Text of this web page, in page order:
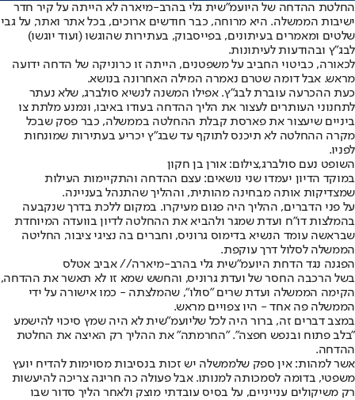
החלטת ההדחה של היועמ"שית גלי בהרב-מיארה לא הייתה על קיר חדר
ישיבות הממשלה. היא מרוחה, כבר חודשים ארוכים, בכל אתר ואתר, על גבי
שלטים ומאמרים בעיתונים, בפייסבוק, בעתירות שהוגשו (ועוד יוגשו)
לבג"ץ ובהודעות לעיתונות.
לכאורה, כביטוי החביב על משפטנים, הייתה זו כרוניקה של הדחה ידועה
מראש. אבל דומה שטרם נאמרה המילה האחרונה בנושא.
כעת ההכרעה עוברת לבג"ץ. אפילו המשנה לנשיא סולברג, שלא נעתר
לתחנוני העותרים לעצור את הליך ההדחה בעודו באיבו, ונמנע מלתת צו
ביניים שיעצור את פארסת קבלת ההחלטה בממשלה, כבר פסק שבכל
מקרה ההחלטה לא תיכנס לתוקף עד שבג"ץ יכריע בעתירות שמונחות
לפניו.
השופט נעם סולברג,צילום: אורן בן חקון
במוקד הדיון יעמדו שני נושאים: עצם ההדחה והתקיימות העילות
שמצדיקות אותה מבחינה מהותית, וההליך שהתנהל בעניינה.
על פני הדברים, ההליך היה פגום מעיקרו. במקום ללכת בדרך שנקבעה
בהמלצות דו"ח ועדת שמגר ולהביא את ההחלטה לדיון בוועדה המיוחדת
שבראשה עומד הנשיא בדימוס גרוניס, וחברים בה נציגי ציבור, החליטה
הממשלה לסלול דרך עוקפת.
הפגנה נגד הדחת היועמ"שית גלי בהרב-מיארה// אביב אטלס
בשל הרכבה החסר של ועדת גרוניס, והחשש שמא זו לא תאשר את ההדחה,
הקימה הממשלה ועדת שרים "סולו", שהמלצתה - כמו אישורה על ידי
הממשלה פה אחד - היו צפויים מראש.
במצב דברים זה, ברור היה לכל שליועמ"שית לא היה שמץ סיכוי להישמע
"בלב פתוח ובנפש חפצה". "החרמתה" את ההליך רק האיצה את החלטת
ההדחה.
אשר למהות: אין ספק שלממשלה יש זכות בנסיבות מסוימות להדיח יועץ
משפטי, בדומה לסמכותה למנותו. אבל פעולה כה חריגה צריכה להיעשות
רק משיקולים ענייניים, על בסיס עובדתי מוצק ולאחר הליך סדור שבו